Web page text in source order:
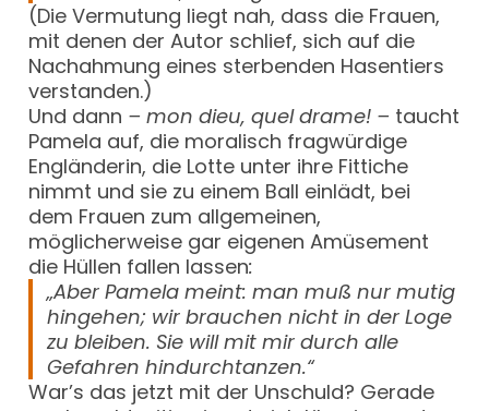
(Die Vermutung liegt nah, dass die Frauen,
mit denen der Autor schlief, sich auf die
Nachahmung eines sterbenden Hasentiers
verstanden.)
Und dann – mon dieu, quel drame! – taucht
Pamela auf, die moralisch fragwürdige
Engländerin, die Lotte unter ihre Fittiche
nimmt und sie zu einem Ball einlädt, bei
dem Frauen zum allgemeinen,
möglicherweise gar eigenen Amüsement
die Hüllen fallen lassen:
„Aber Pamela meint: man muß nur mutig
hingehen; wir brauchen nicht in der Loge
zu bleiben. Sie will mit mir durch alle
Gefahren hindurchtanzen.“
War’s das jetzt mit der Unschuld? Gerade